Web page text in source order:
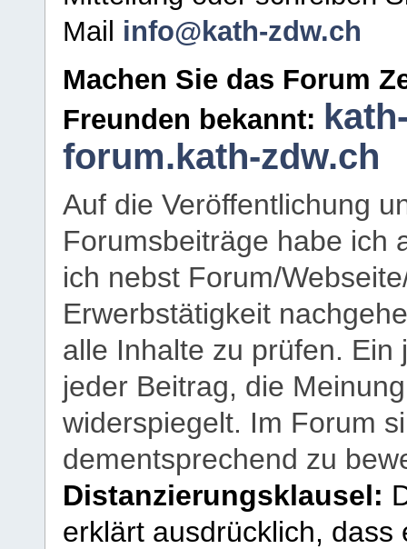
Mail info@kath-zdw.ch
Machen Sie das Forum
Freunden bekannt:
forum.kath-zdw.ch
Auf die Veröffentlichung
Forumsbeiträge habe ich
ich nebst Forum/
Erwerbstätigkeit
alle Inhalte zu prüfen.
jeder Beitrag, die
widerspiegelt. Im Forum
dementsprechend zu
Distanzierungsklausel:
erklärt ausdrücklich,